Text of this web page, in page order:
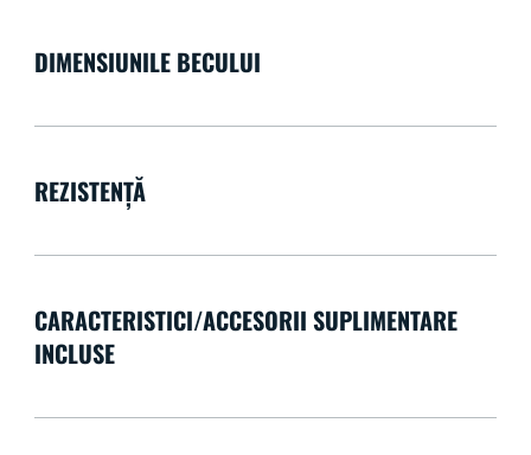
DIMENSIUNILE BECULUI
REZISTENȚĂ
CARACTERISTICI/ACCESORII SUPLIMENTARE
INCLUSE